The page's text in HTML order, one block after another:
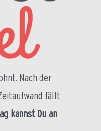
Nach der
fällt
kannst Du an